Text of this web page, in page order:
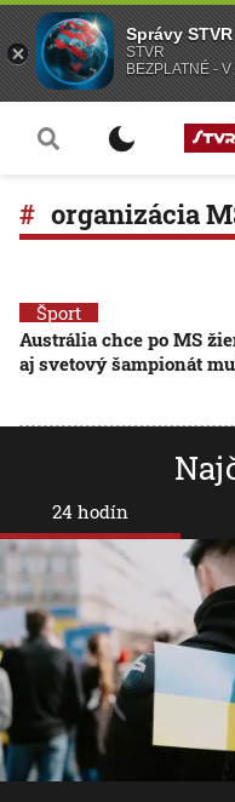
organizácia
Šport
Austrália chce po MS
aj svetový šampionát
24 hodín
Správy STVR
STVR
BEZPLATNÉ -